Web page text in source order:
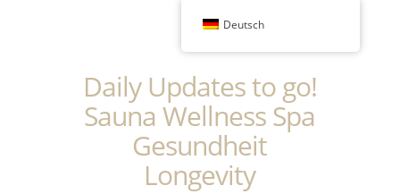
Daily Updates to go!
Sauna Wellness Spa
Gesundheit
Longevity
Deutsch